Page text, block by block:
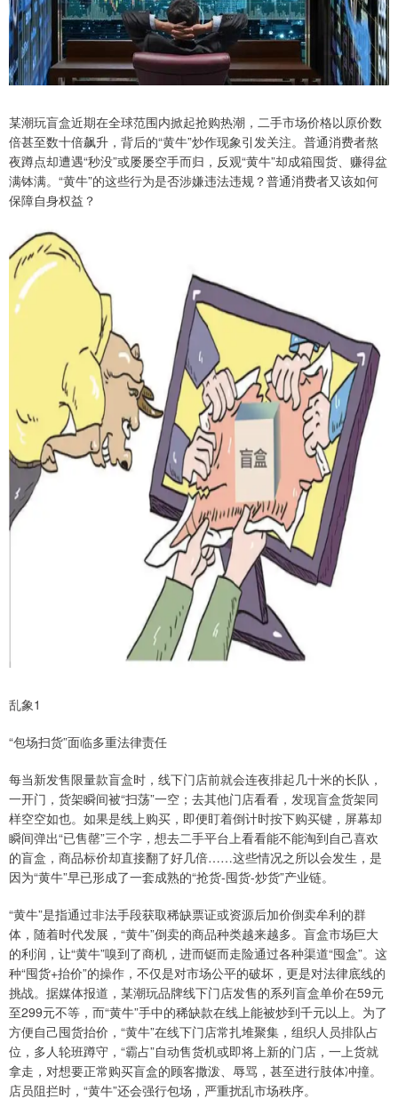
某潮玩盲盒近期在全球范围内掀起抢购热潮，二手市场价格以原价数
倍甚至数十倍飙升，背后的“黄牛”炒作现象引发关注。普通消费者熬
夜蹲点却遭遇“秒没”或屡屡空手而归，反观“黄牛”却成箱囤货、赚得盆
满钵满。“黄牛”的这些行为是否涉嫌违法违规？普通消费者又该如何
保障自身权益？
乱象1
“包场扫货”面临多重法律责任
每当新发售限量款盲盒时，线下门店前就会连夜排起几十米的长队，
一开门，货架瞬间被“扫荡”一空；去其他门店看看，发现盲盒货架同
样空空如也。如果是线上购买，即便盯着倒计时按下购买键，屏幕却
瞬间弹出“已售罄”三个字，想去二手平台上看看能不能淘到自己喜欢
的盲盒，商品标价却直接翻了好几倍……这些情况之所以会发生，是
因为“黄牛”早已形成了一套成熟的“抢货-囤货-炒货”产业链。
“黄牛”是指通过非法手段获取稀缺票证或资源后加价倒卖牟利的群
体，随着时代发展，“黄牛”倒卖的商品种类越来越多。盲盒市场巨大
的利润，让“黄牛”嗅到了商机，进而铤而走险通过各种渠道“囤盒”。这
种“囤货+抬价”的操作，不仅是对市场公平的破坏，更是对法律底线的
挑战。据媒体报道，某潮玩品牌线下门店发售的系列盲盒单价在59元
至299元不等，而“黄牛”手中的稀缺款在线上能被炒到千元以上。为了
方便自己囤货抬价，“黄牛”在线下门店常扎堆聚集，组织人员排队占
位，多人轮班蹲守，“霸占”自动售货机或即将上新的门店，一上货就
拿走，对想要正常购买盲盒的顾客撒泼、辱骂，甚至进行肢体冲撞。
店员阻拦时，“黄牛”还会强行包场，严重扰乱市场秩序。